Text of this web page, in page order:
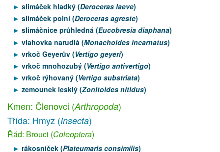
slimáček hladký (Deroceras laeve)
slimáček polní (Deroceras agreste)
slimáčnice průhledná (Eucobresia diaphana)
vlahovka narudlá (Monachoides incarnatus)
vrkoč Geyerův (Vertigo geyeri)
vrkoč mnohozubý (Vertigo antivertigo)
vrkoč rýhovaný (Vertigo substriata)
zemounek lesklý (Zonitoides nitidus)
Kmen: Členovci (Arthropoda)
Třída: Hmyz (Insecta)
Řád: Brouci (Coleoptera)
rákosníček (Plateumaris consimilis)